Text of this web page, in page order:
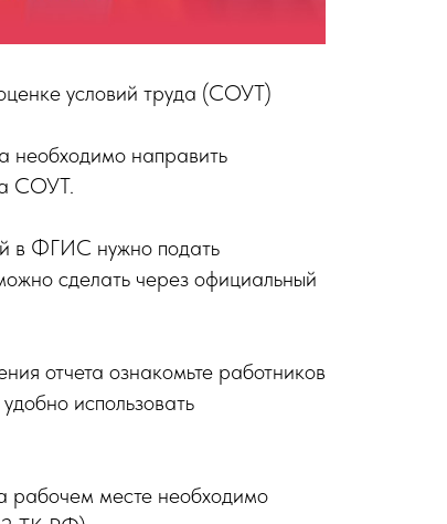
условий труда (СОУТ)
необходимо направить
СОУТ.
в ФГИС нужно подать
сделать через официальный
отчета ознакомьте работников
использовать
рабочем месте необходимо